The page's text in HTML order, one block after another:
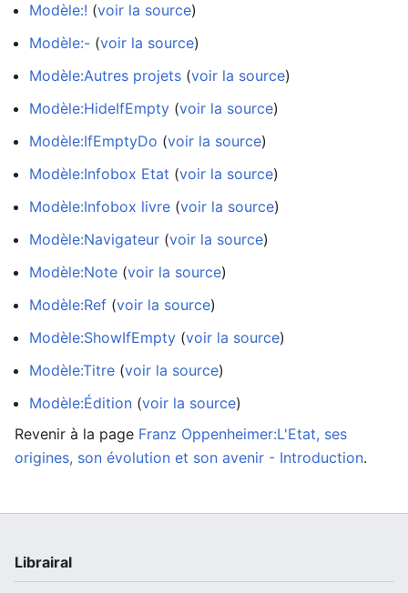
Modèle:! (voir la source)
Modèle:- (voir la source)
Modèle:Autres projets (voir la source)
Modèle:HideIfEmpty (voir la source)
Modèle:IfEmptyDo (voir la source)
Modèle:Infobox Etat (voir la source)
Modèle:Infobox livre (voir la source)
Modèle:Navigateur (voir la source)
Modèle:Note (voir la source)
Modèle:Ref (voir la source)
Modèle:ShowIfEmpty (voir la source)
Modèle:Titre (voir la source)
Modèle:Édition (voir la source)
Revenir à la page Franz Oppenheimer:L'Etat, ses
origines, son évolution et son avenir - Introduction.
Librairal